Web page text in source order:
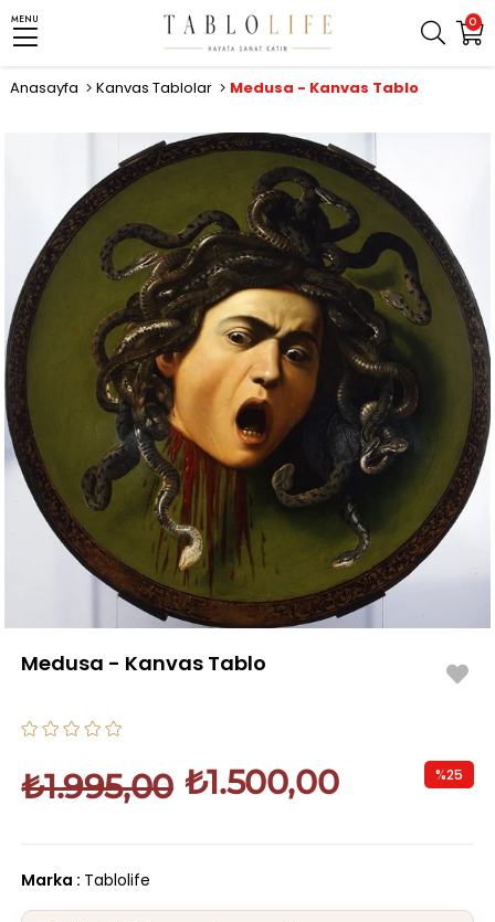
0
MENU
Anasayfa Kanvas Tablolar Medusa - Kanvas Tablo
Medusa - Kanvas Tablo
₺1.995,00 ₺1.500,00 %25
Marka : Tablolife